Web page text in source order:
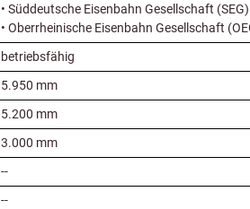
• Süddeutsche Eisenbahn Gesellschaft (SEG)
• Oberrheinische Eisenbahn Gesellschaft
betriebsfähig
5.950 mm
5.200 mm
3.000 mm
--
--